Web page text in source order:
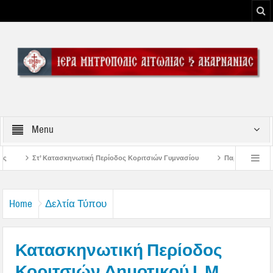
Menu
Περίοδος Κοριτσιών Γυμνασίου Παρακλήσεις πρώτης εβδομάδος
Home Δελτία Τύπου
Κατασκηνωτική Περίοδος